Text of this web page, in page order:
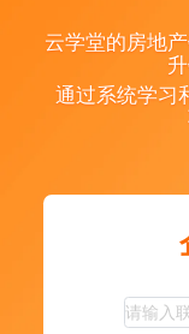
云学堂的房地
通过系统学习